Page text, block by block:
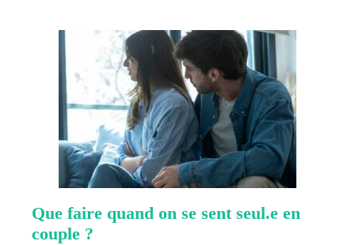
Que faire quand on se sent seul.e en
couple ?